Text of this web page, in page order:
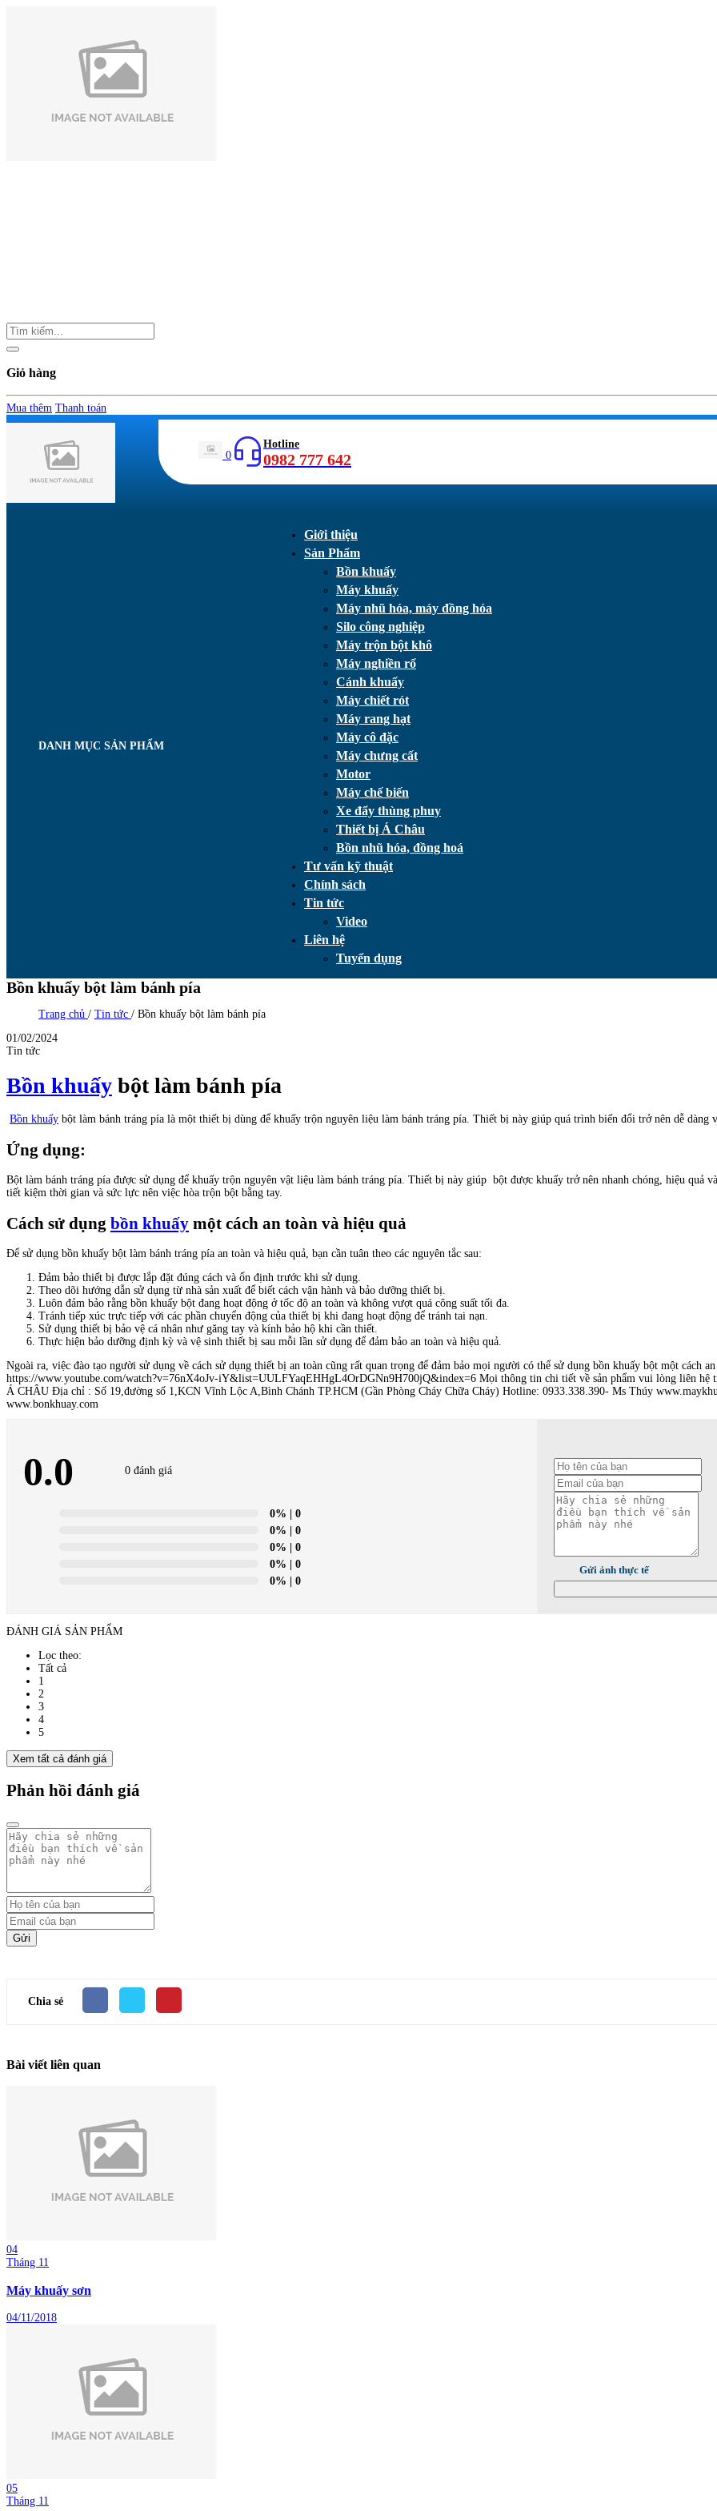
Giỏ hàng
Mua thêm Thanh toán
0
Hotline
0982 777 642
DANH MỤC SẢN PHẨM
Giới thiệu
Sản Phẩm
Bồn khuấy
Máy khuấy
Máy nhũ hóa, máy đồng hóa
Silo công nghiệp
Máy trộn bột khô
Máy nghiền rổ
Cánh khuấy
Máy chiết rót
Máy rang hạt
Máy cô đặc
Máy chưng cất
Motor
Máy chế biến
Xe đẩy thùng phuy
Thiết bị Á Châu
Bồn nhũ hóa, đồng hoá
Tư vấn kỹ thuật
Chính sách
Tin tức
Video
Liên hệ
Tuyển dụng
Bồn khuấy bột làm bánh pía
Trang chủ / Tin tức / Bồn khuấy bột làm bánh pía
01/02/2024
Tin tức
Bồn khuấy bột làm bánh pía
Bồn khuấy bột làm bánh tráng pía là một thiết bị dùng để khuấy trộn nguyên liệu làm bánh tráng pía. Thiết bị này giúp quá trình biến đổi trở nên dễ dàng
Ứng dụng:
Bột làm bánh tráng pía được sử dụng để khuấy trộn nguyên vật liệu làm bánh tráng pía. Thiết bị này giúp bột được khuấy trở nên nhanh chóng, hiệu quả
tiết kiệm thời gian và sức lực nên việc hòa trộn bột bằng tay.
Cách sử dụng bồn khuấy một cách an toàn và hiệu quả
Để sử dụng bồn khuấy bột làm bánh tráng pía an toàn và hiệu quả, bạn cần tuân theo các nguyên tắc sau:
Đảm bảo thiết bị được lắp đặt đúng cách và ổn định trước khi sử dụng.
Theo dõi hướng dẫn sử dụng từ nhà sản xuất để biết cách vận hành và bảo dưỡng thiết bị.
Luôn đảm bảo rằng bồn khuấy bột đang hoạt động ở tốc độ an toàn và không vượt quá công suất tối đa.
Tránh tiếp xúc trực tiếp với các phần chuyển động của thiết bị khi đang hoạt động để tránh tai nạn.
Sử dụng thiết bị bảo vệ cá nhân như găng tay và kính bảo hộ khi cần thiết.
Thực hiện bảo dưỡng định kỳ và vệ sinh thiết bị sau mỗi lần sử dụng để đảm bảo an toàn và hiệu quả.
Ngoài ra, việc đào tạo người sử dụng về cách sử dụng thiết bị an toàn cũng rất quan trọng để đảm bảo mọi người có thể sử dụng bồn khuấy bột một cách
https://www.youtube.com/watch?v=76nX4oJv-iY&list=UULFYaqEHHgL4OrDGNn9H700jQ&index=6 Mọi thông tin chi tiết về sản phẩm vui lòng liên
Á CHÂU Địa chỉ : Số 19,đường số 1,KCN Vĩnh Lộc A,Bình Chánh TP.HCM (Gần Phòng Cháy Chữa Cháy) Hotline: 0933.338.390- Ms Thúy
www.bonkhuay.com
0.0 0 đánh giá
0% | 0
0% | 0
0% | 0
0% | 0
0% | 0
Gửi ảnh thực tế
ĐÁNH GIÁ SẢN PHẨM
Lọc theo:
Tất cả
1
2
3
4
5
Xem tất cả đánh giá
Phản hồi đánh giá
Gửi
Chia sẻ
Bài viết liên quan
04
Tháng 11
Máy khuấy sơn
04/11/2018
05
Tháng 11